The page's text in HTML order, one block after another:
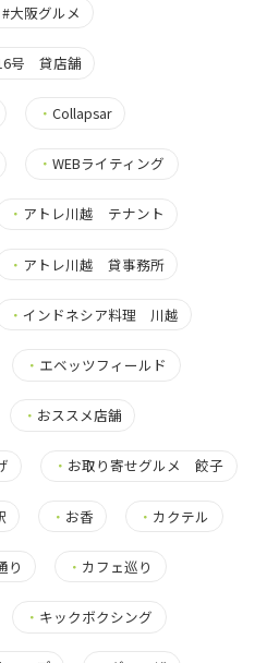
#大阪グルメ
号 貸店舗
・Collapsar
・WEBライティング
・ アトレ川越 テナント
・ アトレ川越 貸事務所
・ インドネシア料理 川越
・ エベッツフィールド
・ おススメ店舗
・ お取り寄せグルメ 餃子
・ お香 ・ カクテル
り ・ カフェ巡り
・ キックボクシング